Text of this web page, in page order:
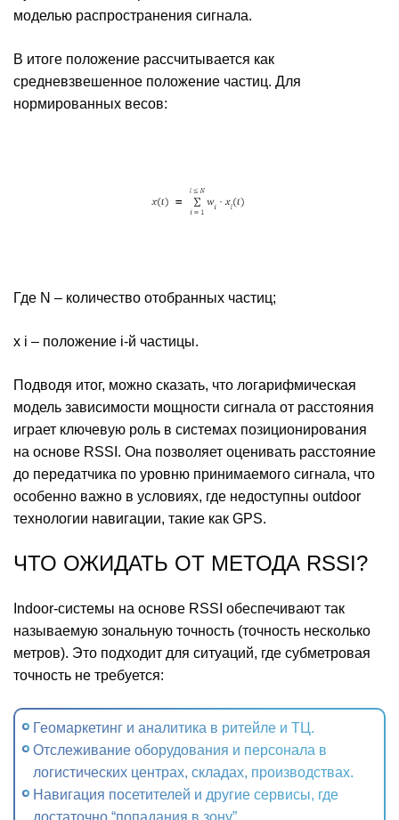
моделью распространения сигнала.
В итоге положение рассчитывается как
средневзвешенное положение частиц. Для
нормированных весов:
Где N – количество отобранных частиц;
x i – положение i-й частицы.
Подводя итог, можно сказать, что логарифмическая
модель зависимости мощности сигнала от расстояния
играет ключевую роль в системах позиционирования
на основе RSSI. Она позволяет оценивать расстояние
до передатчика по уровню принимаемого сигнала, что
особенно важно в условиях, где недоступны outdoor
технологии навигации, такие как GPS.
ЧТО ОЖИДАТЬ ОТ МЕТОДА RSSI?
Indoor‑системы на основе RSSI обеспечивают так
называемую зональную точность (точность несколько
метров). Это подходит для ситуаций, где субметровая
точность не требуется:
Геомаркетинг и аналитика в ритейле и ТЦ.
Отслеживание оборудования и персонала в
логистических центрах, складах, производствах.
Навигация посетителей и другие сервисы, где
достаточно “попадания в зону”.